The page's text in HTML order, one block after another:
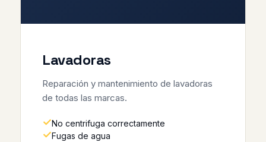
Lavadoras
Reparación y mantenimiento de lavadoras
de todas las marcas.
No centrifuga correctamente
Fugas de agua